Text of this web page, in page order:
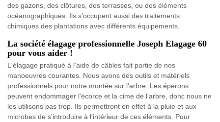
des gazons, des clôtures, des terrasses, ou des éléments
océanographiques. Ils s’occupent aussi des traitements
chimiques des plantations avec différents équipements.
La société élagage professionnelle Joseph Elagage 60
pour vous aider !
L'élagage pratiqué à l'aide de câbles fait partie de nos
manoeuvres courantes. Nous avons des outils et matériels
professionnels pour notre montée sur l'arbre. Les éperons
peuvent endommager l'écorce et la cime de l'arbre, donc nous ne
les utilisons pas trop. Ils permettront en effet à la pluie et aux
microbes de s’introduire à l'intérieur de ces éléments. Pour